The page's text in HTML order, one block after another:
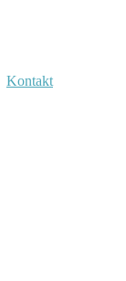
Kontakt